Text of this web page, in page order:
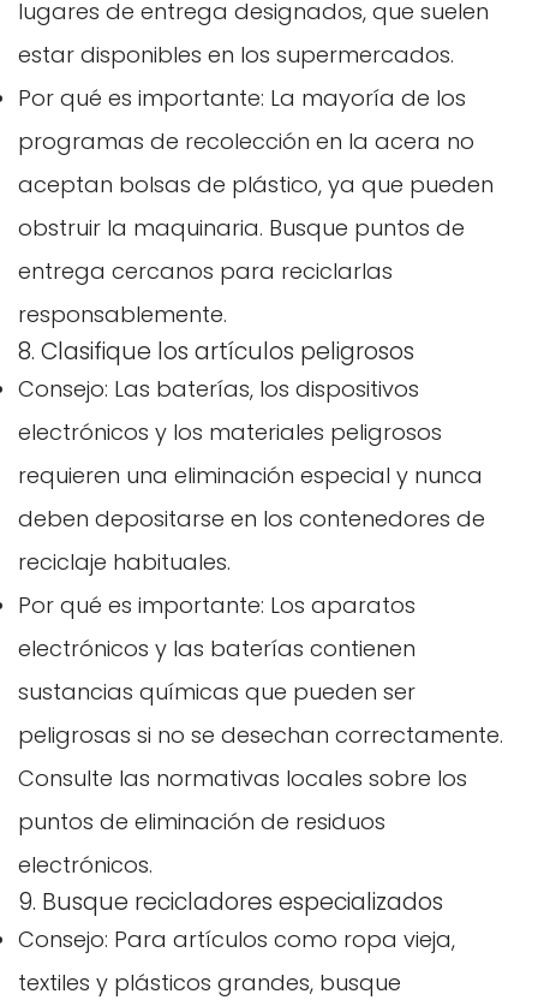
lugares de entrega designados, que suelen
estar disponibles en los supermercados.
Por qué es importante: La mayoría de los
programas de recolección en la acera no
aceptan bolsas de plástico, ya que pueden
obstruir la maquinaria. Busque puntos de
entrega cercanos para reciclarlas
responsablemente.
8. Clasifique los artículos peligrosos
Consejo: Las baterías, los dispositivos
electrónicos y los materiales peligrosos
requieren una eliminación especial y nunca
deben depositarse en los contenedores de
reciclaje habituales.
Por qué es importante: Los aparatos
electrónicos y las baterías contienen
sustancias químicas que pueden ser
peligrosas si no se desechan correctamente.
Consulte las normativas locales sobre los
puntos de eliminación de residuos
electrónicos.
9. Busque recicladores especializados
Consejo: Para artículos como ropa vieja,
textiles y plásticos grandes, busque
Confirma tu edad
¿Tienes 18 años o más?
No, no lo soy. Sí, lo soy